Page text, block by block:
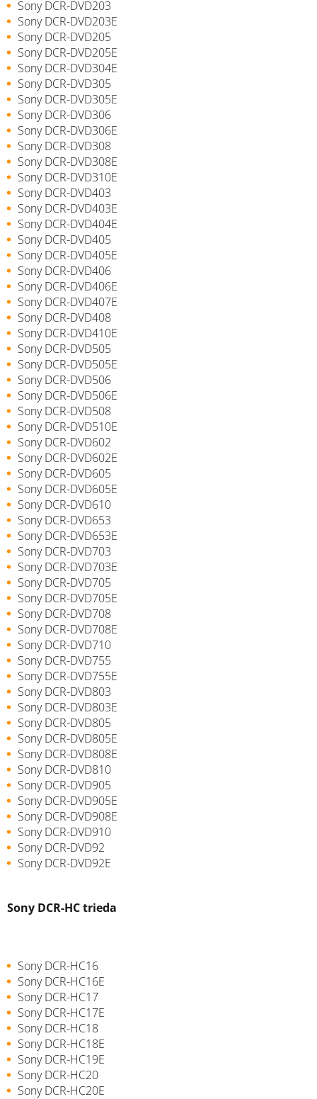
Sony DCR-DVD203
Sony DCR-DVD203E
Sony DCR-DVD205
Sony DCR-DVD205E
Sony DCR-DVD304E
Sony DCR-DVD305
Sony DCR-DVD305E
Sony DCR-DVD306
Sony DCR-DVD306E
Sony DCR-DVD308
Sony DCR-DVD308E
Sony DCR-DVD310E
Sony DCR-DVD403
Sony DCR-DVD403E
Sony DCR-DVD404E
Sony DCR-DVD405
Sony DCR-DVD405E
Sony DCR-DVD406
Sony DCR-DVD406E
Sony DCR-DVD407E
Sony DCR-DVD408
Sony DCR-DVD410E
Sony DCR-DVD505
Sony DCR-DVD505E
Sony DCR-DVD506
Sony DCR-DVD506E
Sony DCR-DVD508
Sony DCR-DVD510E
Sony DCR-DVD602
Sony DCR-DVD602E
Sony DCR-DVD605
Sony DCR-DVD605E
Sony DCR-DVD610
Sony DCR-DVD653
Sony DCR-DVD653E
Sony DCR-DVD703
Sony DCR-DVD703E
Sony DCR-DVD705
Sony DCR-DVD705E
Sony DCR-DVD708
Sony DCR-DVD708E
Sony DCR-DVD710
Sony DCR-DVD755
Sony DCR-DVD755E
Sony DCR-DVD803
Sony DCR-DVD803E
Sony DCR-DVD805
Sony DCR-DVD805E
Sony DCR-DVD808E
Sony DCR-DVD810
Sony DCR-DVD905
Sony DCR-DVD905E
Sony DCR-DVD908E
Sony DCR-DVD910
Sony DCR-DVD92
Sony DCR-DVD92E
Sony DCR-HC trieda
Sony DCR-HC16
Sony DCR-HC16E
Sony DCR-HC17
Sony DCR-HC17E
Sony DCR-HC18
Sony DCR-HC18E
Sony DCR-HC19E
Sony DCR-HC20
Sony DCR-HC20E